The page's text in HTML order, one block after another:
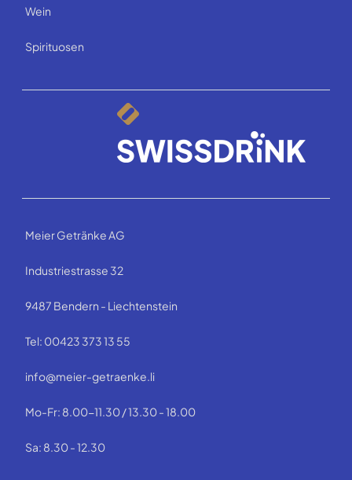
Wein
Spirituosen
Meier Getränke AG
Industriestrasse 32
9487 Bendern - Liechtenstein
Tel: 00423 373 13 55
info@meier-getraenke.li
Mo-Fr: 8.00-11.30 / 13.30 - 18.00
Sa: 8.30 - 12.30